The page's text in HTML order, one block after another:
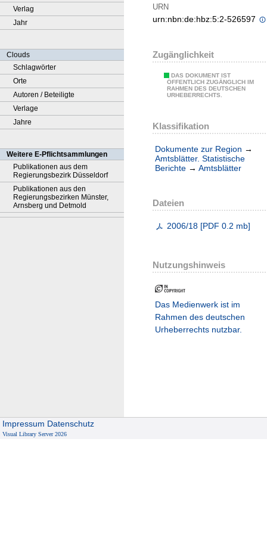
Verlag
Jahr
Clouds
Schlagwörter
Orte
Autoren / Beteiligte
Verlage
Jahre
Weitere E-Pflichtsammlungen
Publikationen aus dem
Regierungsbezirk Düsseldorf
Publikationen aus den
Regierungsbezirken Münster,
Arnsberg und Detmold
URN
urn:nbn:de:hbz:5:2-526597
Zugänglichkeit
DAS DOKUMENT IST
ÖFFENTLICH ZUGÄNGLICH IM
RAHMEN DES DEUTSCHEN
URHEBERRECHTS.
Klassifikation
Dokumente zur Region →
Amtsblätter. Statistische
Berichte → Amtsblätter
Dateien
2006/18 [PDF 0.2 mb]
Nutzungshinweis
Das Medienwerk ist im
Rahmen des deutschen
Urheberrechts nutzbar.
Impressum Datenschutz
Visual Library Server 2026